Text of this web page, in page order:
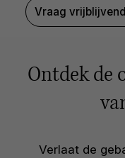
Vraag
Ontdek de
Verlaat de